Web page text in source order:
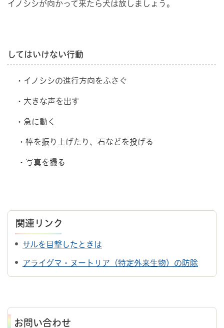
イノシシが向かって来たら犬は放しましょう。
してはいけない行動
・イノシシの進行方向をふさぐ
・大きな声を出す
・急に動く
・棒を振り上げたり、石などを投げる
・写真を撮る
関連リンク
サルを目撃したときは
アライグマ・ヌートリア（特定外来生物）の防除
お問い合わせ